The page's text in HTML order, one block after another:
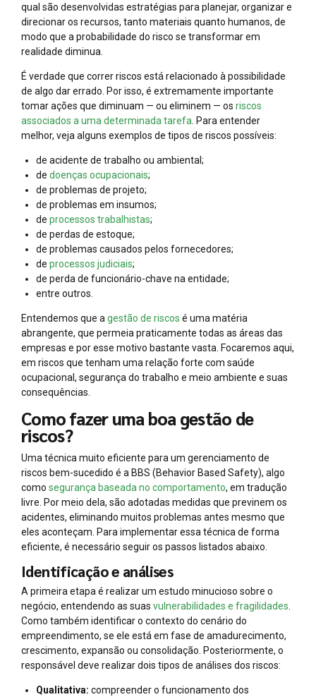
qual são desenvolvidas estratégias para planejar, organizar e
direcionar os recursos, tanto materiais quanto humanos, de
modo que a probabilidade do risco se transformar em
realidade diminua.
É verdade que correr riscos está relacionado à possibilidade
de algo dar errado. Por isso, é extremamente importante
tomar ações que diminuam — ou eliminem — os riscos
associados a uma determinada tarefa . Para entender
melhor, veja alguns exemplos de tipos de riscos possíveis:
de acidente de trabalho ou ambiental;
de doenças ocupacionais;
de problemas de projeto;
de problemas em insumos;
de processos trabalhistas;
de perdas de estoque;
de problemas causados pelos fornecedores;
de processos judiciais;
de perda de funcionário-chave na entidade;
entre outros.
Entendemos que a gestão de riscos é uma matéria
abrangente, que permeia praticamente todas as áreas das
empresas e por esse motivo bastante vasta. Focaremos aqui,
em riscos que tenham uma relação forte com saúde
ocupacional, segurança do trabalho e meio ambiente e suas
consequências.
Como fazer uma boa gestão de
riscos?
Uma técnica muito eficiente para um gerenciamento de
riscos bem-sucedido é a BBS (Behavior Based Safety), algo
como segurança baseada no comportamento, em tradução
livre. Por meio dela, são adotadas medidas que previnem os
acidentes, eliminando muitos problemas antes mesmo que
eles aconteçam. Para implementar essa técnica de forma
eficiente, é necessário seguir os passos listados abaixo.
Identificação e análises
A primeira etapa é realizar um estudo minucioso sobre o
negócio, entendendo as suas vulnerabilidades e fragilidades.
Como também identificar o contexto do cenário do
empreendimento, se ele está em fase de amadurecimento,
crescimento, expansão ou consolidação. Posteriormente, o
responsável deve realizar dois tipos de análises dos riscos:
Qualitativa: compreender o funcionamento dos